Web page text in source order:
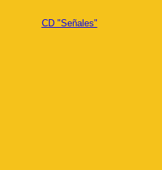
CD "Señales"